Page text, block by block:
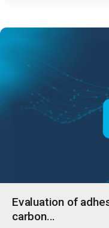
Evaluation of
carbon...